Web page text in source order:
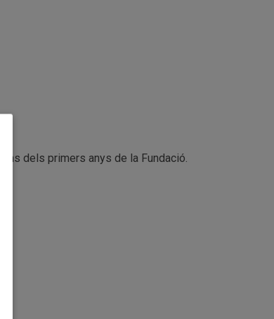
dels primers anys de la Fundació.